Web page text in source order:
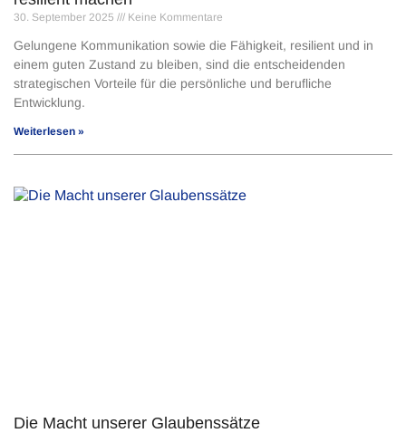
30. September 2025 Keine Kommentare
Gelungene Kommunikation sowie die Fähigkeit, resilient und in
einem guten Zustand zu bleiben, sind die entscheidenden
strategischen Vorteile für die persönliche und berufliche
Entwicklung.
Weiterlesen »
Die Macht unserer Glaubenssätze